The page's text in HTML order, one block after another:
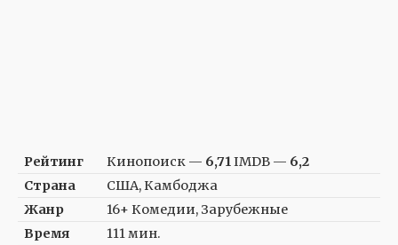
Рейтинг Кинопоиск — 6,71IMDB — 6,2
Страна
США, Камбоджа
Жанр
16+ Комедии, Зарубежные
Время
111 мин.